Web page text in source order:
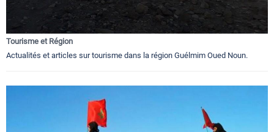
Tourisme et Région
Actualités et articles sur tourisme dans la région Guélmim Oued Noun.